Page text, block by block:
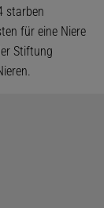
starben
für eine Niere
Stiftung